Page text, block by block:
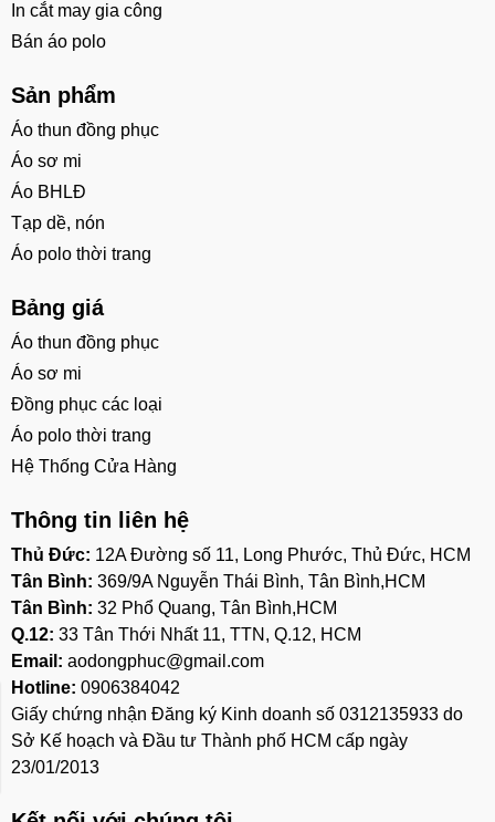
In cắt may gia công
Bán áo polo
Sản phẩm
Áo thun đồng phục
Áo sơ mi
Áo BHLĐ
Tạp dề, nón
Áo polo thời trang
Bảng giá
Áo thun đồng phục
Áo sơ mi
Đồng phục các loại
Áo polo thời trang
Hệ Thống Cửa Hàng
Thông tin liên hệ
Thủ Đức: 12A Đường số 11, Long Phước, Thủ Đức, HCM
Tân Bình: 369/9A Nguyễn Thái Bình, Tân Bình,HCM
Tân Bình: 32 Phổ Quang, Tân Bình,HCM
Q.12: 33 Tân Thới Nhất 11, TTN, Q.12, HCM
Email: aodongphuc@gmail.com
Hotline: 0906384042
Giấy chứng nhận Đăng ký Kinh doanh số 0312135933 do
Sở Kế hoạch và Đầu tư Thành phố HCM cấp ngày
23/01/2013